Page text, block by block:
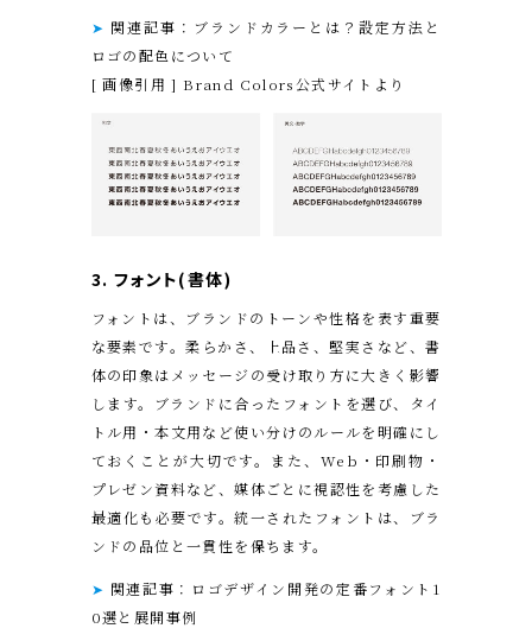
➤ 関連記事：ブランドカラーとは？設定方法と
ロゴの配色について
[ 画像引用 ] Brand Colors公式サイトより
3. フォント(書体)
フォントは、ブランドのトーンや性格を表す重要
な要素です。柔らかさ、上品さ、堅実さなど、書
体の印象はメッセージの受け取り方に大きく影響
します。ブランドに合ったフォントを選び、タイ
トル用・本文用など使い分けのルールを明確にし
ておくことが大切です。また、Web・印刷物・
プレゼン資料など、媒体ごとに視認性を考慮した
最適化も必要です。統一されたフォントは、ブラ
ンドの品位と一貫性を保ちます。
➤ 関連記事：ロゴデザイン開発の定番フォント1
0選と展開事例